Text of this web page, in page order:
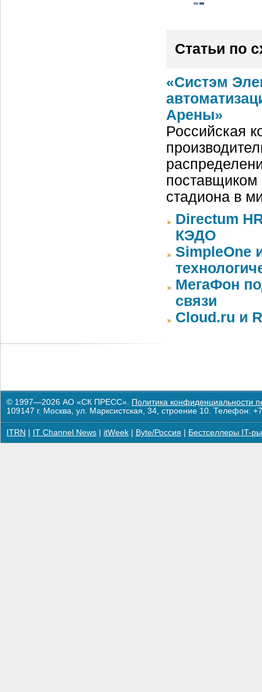
Статьи по
«Систэм
Арены»
Российская
поставщиком
стадиона в
Directum
КЭДО
SimpleOne
МегаФон
связи
Cloud.ru и
© 1997—2026 АО «СК ПРЕСС». Политика конфиденциальности
109147 г. Москва, ул. Марксистская, 34, строение 10. Телефон:
ITRN IT Channel News itWeek Byte/Россия Бестселлеры IT-